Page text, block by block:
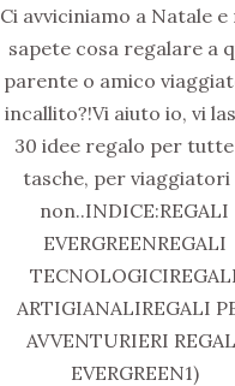
Ci avviciniamo a Natale e
sapete cosa regalare a
parente o amico
incallito?!Vi aiuto io, vi
30 idee regalo per
tasche, per viaggiatori
non..INDICE:REGALI
EVERGREENREGALI
ARTIGIANALIREGALI
AVVENTURIERI
EVERGREEN1)